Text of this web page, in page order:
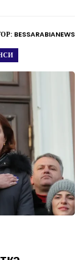
BESSARABIANEWS